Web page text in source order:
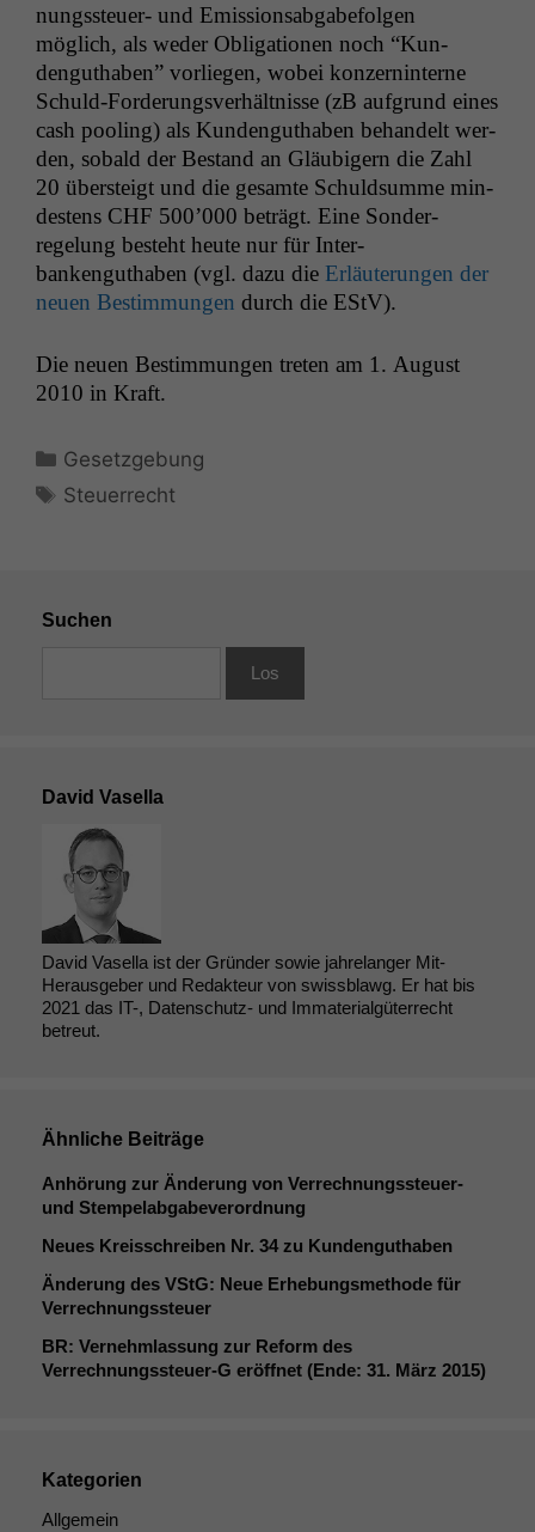
nungss­teuer- und Emis­sion­s­ab­gabefol­gen
möglich, als wed­er Oblig­a­tio­nen noch “Kun­
denguthaben” vor­liegen, wobei konz­ern­in­terne
Schuld-Forderungsver­hält­nisse (zB auf­grund eines
cash pool­ing) als Kun­denguthaben behan­delt wer­
den, sobald der Bestand an Gläu­bigern die Zahl
20 über­steigt und die gesamte Schuld­summe min­
destens CHF 500’000 beträgt. Eine Son­der­
regelung beste­ht heute nur für Inter­
bankenguthaben (vgl. dazu die Erläuterun­gen der
neuen Bes­tim­mungen durch die EStV).
Die neuen Bes­tim­mungen treten am 1. August
2010 in Kraft.
Kategorien
Gesetzgebung
Schlagwörter
Steuerrecht
Suchen
David Vasella
David Vasella ist der Gründer sowie jahrelanger Mit-
Herausgeber und Redakteur von swissblawg. Er hat bis
2021 das IT-, Datenschutz- und Immaterialgüterrecht
betreut.
Ähnliche Beiträge
Anhörung zur Änderung von Verrechnungssteuer-
und Stempelabgabeverordnung
Neues Kreisschreiben Nr. 34 zu Kundenguthaben
Änderung des VStG: Neue Erhebungsmethode für
Verrechnungssteuer
BR: Vernehmlassung zur Reform des
Verrechnungssteuer‑G eröffnet (Ende: 31. März 2015)
Kategorien
Allgemein